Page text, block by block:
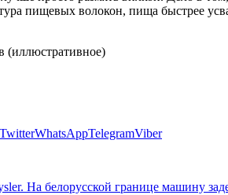
пищевых волокон, пища быстрее
(иллюстративное)
TwitterWhatsAppTelegramViber
На белорусской границе машину